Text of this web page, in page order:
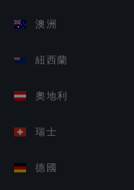
澳洲
紐西蘭
奧地利
瑞士
德國